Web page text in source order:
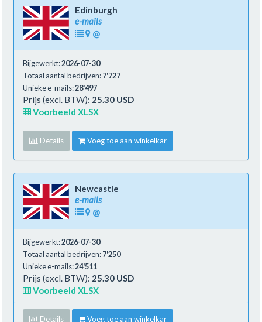
Edinburgh
e-mails
@
Bijgewerkt:2026-07-30
Totaal aantal bedrijven:7'727
Unieke e-mails:28'497
Prijs (excl. BTW): 25.30 USD
Voorbeeld XLSX
Details Voeg toe aan winkelkar
Newcastle
e-mails
@
Bijgewerkt:2026-07-30
Totaal aantal bedrijven:7'250
Unieke e-mails:24'511
Prijs (excl. BTW): 25.30 USD
Voorbeeld XLSX
Details Voeg toe aan winkelkar